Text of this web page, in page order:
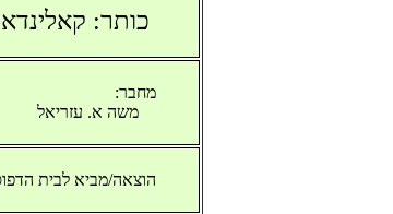
כותר: קאלינדארייו די
מחבר:
משה א. עזריאל
הוצאה/מביא לבית